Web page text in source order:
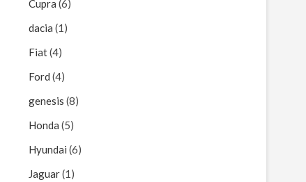
Cupra (6)
dacia (1)
Fiat(4)
Ford (4)
genesis (8)
Honda (5)
Hyundai (6)
Jaguar(1)